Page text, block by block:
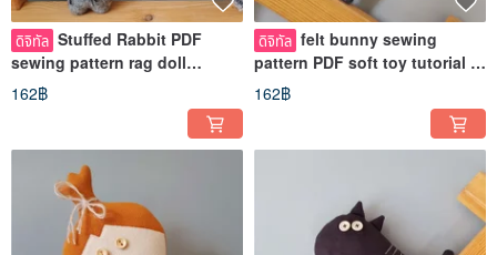
ดิจิทัล Stuffed Rabbit PDF
sewing pattern rag doll
tutorial in English Digital
download
162฿
ดิจิทัล felt bunny sewing
pattern PDF soft toy tutorial in
English, Digital download
162฿